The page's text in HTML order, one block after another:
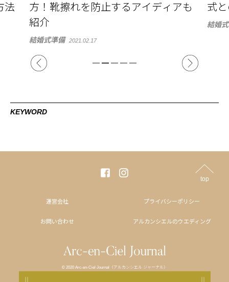
法
方！靴擦れを防止するアイディアも
紹介
結婚式準備 2021.02.17
式
結婚
KEYWORD
top
運営会社 プライバシーポリシー
お問い合わせ アルカンシエルのウエディング
© 2020 Arc-en-Ciel Journal（アルカンシエル ジャーナル）